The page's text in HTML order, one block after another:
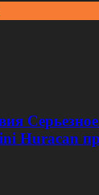
Huracan